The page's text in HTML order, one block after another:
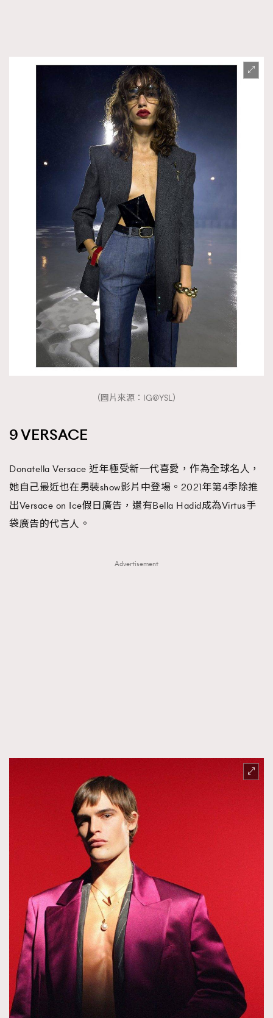
（圖片來源：IG@YSL）
9 VERSACE
Donatella Versace 近年極受新一代喜愛，作為全球名人，
她自己最近也在男裝show影片中登場。2021年第4季除推
出Versace on Ice假日廣告，還有Bella Hadid成為Virtus手
袋廣告的代言人。
Advertisement